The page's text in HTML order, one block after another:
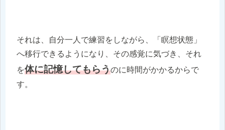
それは、自分一人で練習をしながら、「瞑想状態」
へ移行できるようになり、その感覚に気づき、それ
を体に記憶してもらうのに時間がかかるからで
す。